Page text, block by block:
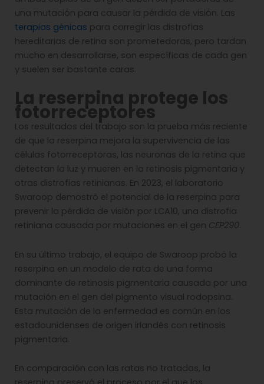
una mutación para causar la pérdida de visión. Las
terapias génicas para corregir las distrofias
hereditarias de retina son prometedoras, pero tardan
mucho en desarrollarse, son específicas de cada gen
y suelen ser bastante caras.
La reserpina protege los
fotorreceptores
Los resultados del trabajo son la prueba más reciente
de que la reserpina mejora la supervivencia de las
células fotorreceptoras, las neuronas de la retina que
detectan la luz y mueren en la retinosis pigmentaria y
otras distrofias retinianas. En 2023, el laboratorio
Swaroop demostró el potencial de la reserpina para
prevenir la pérdida de visión por LCA10, una distrofia
retiniana causada por mutaciones en el gen CEP290.
En su último trabajo, el equipo de Swaroop probó la
reserpina en un modelo de rata de una forma
dominante de retinosis pigmentaria causada por una
mutación en el gen del pigmento visual rodopsina.
Esta mutación de la enfermedad es común en los
estadounidenses de origen irlandés con retinosis
pigmentaria.
En comparación con las ratas no tratadas, la